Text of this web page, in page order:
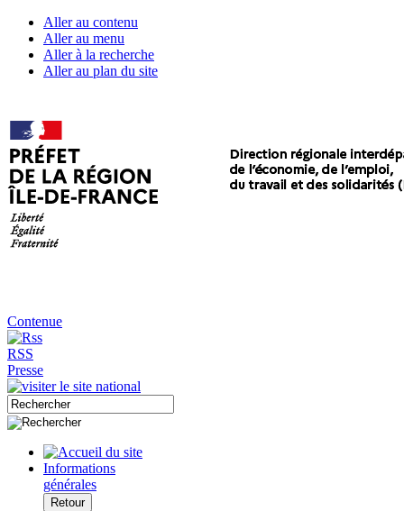
Aller au contenu
Aller au menu
Aller à la recherche
Aller au plan du site
Contenue
RSS
Presse
Informations
générales
Retour